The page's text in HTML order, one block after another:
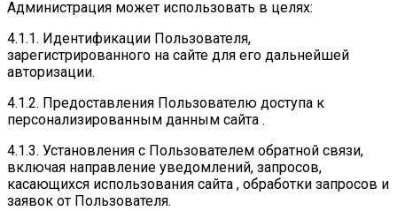
Администрация может использовать в целях:
4.1.1. Идентификации Пользователя,
зарегистрированного на сайте для его дальнейшей
авторизации.
4.1.2. Предоставления Пользователю доступа к
персонализированным данным сайта .
4.1.3. Установления с Пользователем обратной связи,
включая направление уведомлений, запросов,
касающихся использования сайта , обработки запросов и
заявок от Пользователя.